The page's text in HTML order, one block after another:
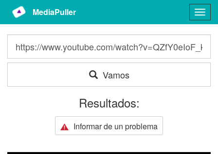
MediaPuller
Vamos
Resultados:
Informar de un problema